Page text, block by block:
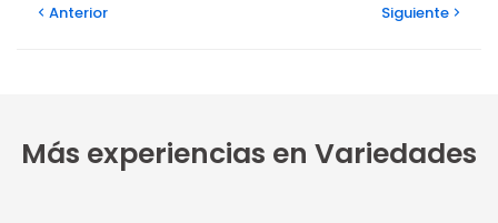
Anterior Siguiente
Más experiencias en Variedades